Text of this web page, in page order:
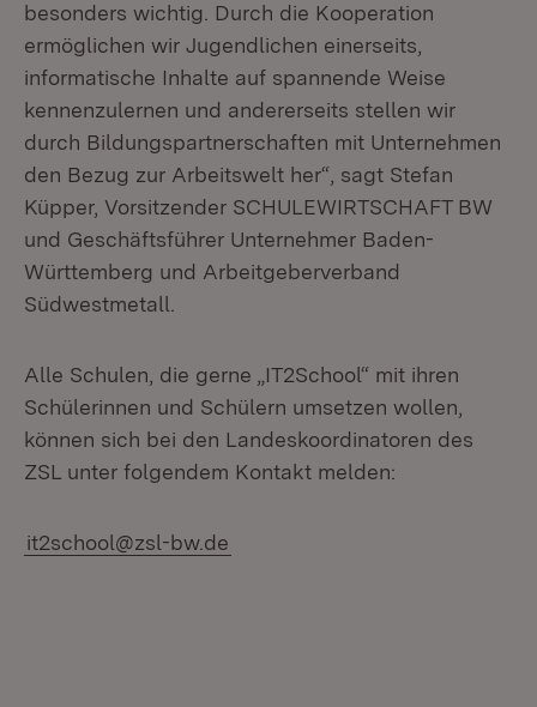
besonders wichtig. Durch die Kooperation
ermöglichen wir Jugendlichen einerseits,
informatische Inhalte auf spannende Weise
kennenzulernen und andererseits stellen wir
durch Bildungspartnerschaften mit Unternehmen
den Bezug zur Arbeitswelt her“, sagt Stefan
Küpper, Vorsitzender SCHULEWIRTSCHAFT BW
und Geschäftsführer Unternehmer Baden-
Württemberg und Arbeitgeberverband
Südwestmetall.
Alle Schulen, die gerne „IT2School“ mit ihren
Schülerinnen und Schülern umsetzen wollen,
können sich bei den Landeskoordinatoren des
ZSL unter folgendem Kontakt melden:
it2school@zsl-bw.de